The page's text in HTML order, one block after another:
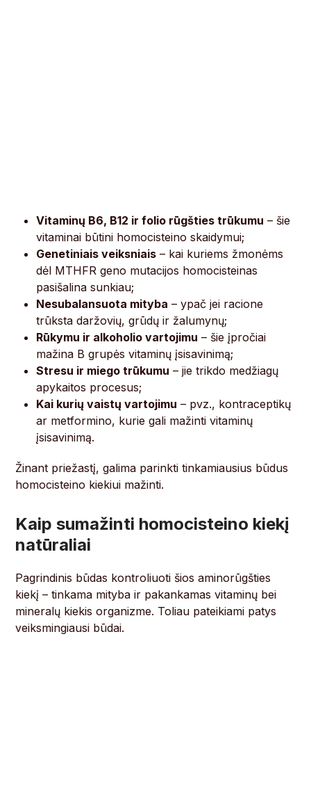
Vitaminų B6, B12 ir folio rūgšties trūkumu – šie
vitaminai būtini homocisteino skaidymui;
Genetiniais veiksniais – kai kuriems žmonėms
dėl MTHFR geno mutacijos homocisteinas
pasišalina sunkiau;
Nesubalansuota mityba – ypač jei racione
trūksta daržovių, grūdų ir žalumynų;
Rūkymu ir alkoholio vartojimu – šie įpročiai
mažina B grupės vitaminų įsisavinimą;
Stresu ir miego trūkumu – jie trikdo medžiagų
apykaitos procesus;
Kai kurių vaistų vartojimu – pvz., kontraceptikų
ar metformino, kurie gali mažinti vitaminų
įsisavinimą.
Žinant priežastį, galima parinkti tinkamiausius būdus
homocisteino kiekiui mažinti.
Kaip sumažinti homocisteino kiekį
natūraliai
Pagrindinis būdas kontroliuoti šios aminorūgšties
kiekį – tinkama mityba ir pakankamas vitaminų bei
mineralų kiekis organizme. Toliau pateikiami patys
veiksmingiausi būdai.